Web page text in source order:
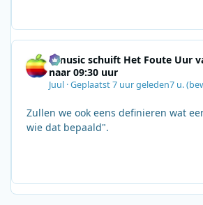
Qmusic schuift Het Foute Uur
naar 09:30 uur
Juul ·Geplaatst7 uur geleden7 u.
Zullen we ook eens definieren wat
wie dat bepaald".